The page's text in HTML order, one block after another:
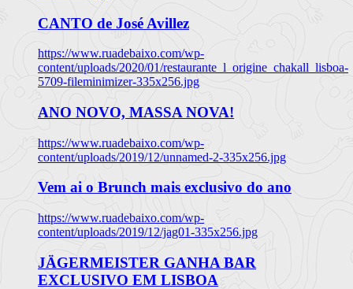
CANTO de José Avillez
https://www.ruadebaixo.com/wp-
content/uploads/2020/01/restaurante_l_origine_chakall_lisboa-
5709-fileminimizer-335x256.jpg
ANO NOVO, MASSA NOVA!
https://www.ruadebaixo.com/wp-
content/uploads/2019/12/unnamed-2-335x256.jpg
Vem ai o Brunch mais exclusivo do ano
https://www.ruadebaixo.com/wp-
content/uploads/2019/12/jag01-335x256.jpg
JÄGERMEISTER GANHA BAR
EXCLUSIVO EM LISBOA